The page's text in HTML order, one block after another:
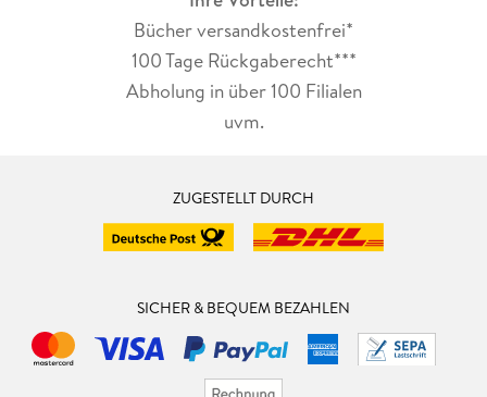
Bücher versandkostenfrei*
100 Tage Rückgaberecht***
Abholung in über 100 Filialen
uvm.
ZUGESTELLT DURCH
SICHER & BEQUEM BEZAHLEN